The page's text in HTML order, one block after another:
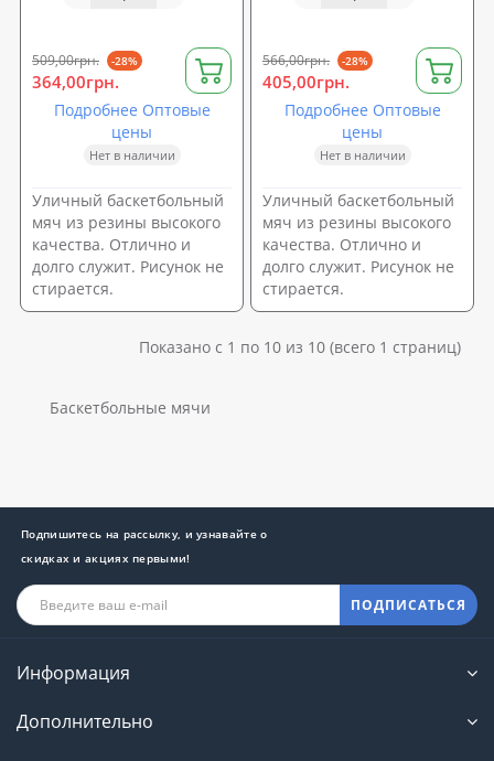
509,00грн. -28%
364,00грн.
Подробнее Оптовые
цены
Нет в наличии
Уличный баскетбольный
мяч из резины высокого
качества. Отлично и
долго служит. Рисунок не
стирается.
566,00грн. -28%
405,00грн.
Подробнее Оптовые
цены
Нет в наличии
Уличный баскетбольный
мяч из резины высокого
качества. Отлично и
долго служит. Рисунок не
стирается.
Показано с 1 по 10 из 10 (всего 1 страниц)
Баскетбольные мячи
Подпишитесь на рассылку, и узнавайте о
скидках и акциях первыми!
ПОДПИСАТЬСЯ
Информация
Дополнительно